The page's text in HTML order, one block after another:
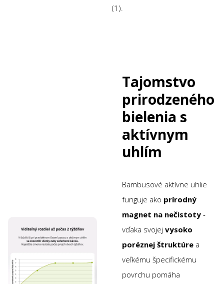
(1).
Tajomstvo
prirodzeného
bielenia s
aktívnym
uhlím
Bambusové aktívne uhlie
funguje ako prírodný
magnet na nečistoty -
vďaka svojej vysoko
poréznej štruktúre a
veľkému špecifickému
povrchu pomáha